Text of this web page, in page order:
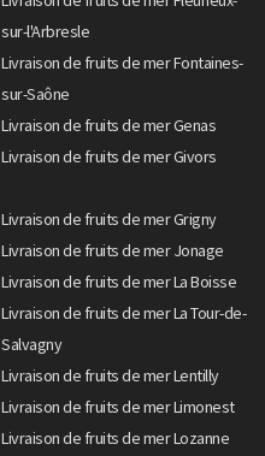
sur-l'Arbresle
Livraison de fruits de mer Fontaines-
sur-Saône
Livraison de fruits de mer Genas
Livraison de fruits de mer Givors
Livraison de fruits de mer Grigny
Livraison de fruits de mer Jonage
Livraison de fruits de mer La Boisse
Livraison de fruits de mer La Tour-de-
Salvagny
Livraison de fruits de mer Lentilly
Livraison de fruits de mer Limonest
Livraison de fruits de mer Lozanne